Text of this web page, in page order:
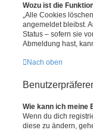
Wozu ist die
„Alle Cookies
angemeldet bleibst.
Status – sofern sie
Abmeldung hast,
Nach oben
Wie kann ich meine
Wenn du dich
diese zu ändern,